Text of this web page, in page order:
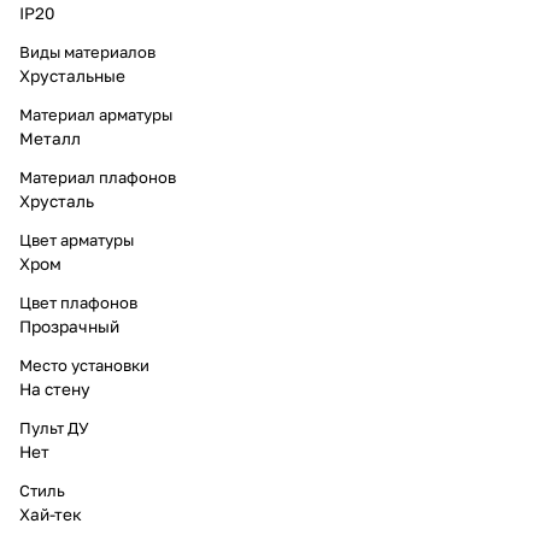
IP20
Виды материалов
Хрустальные
Материал арматуры
Металл
Материал плафонов
Хрусталь
Цвет арматуры
Хром
Цвет плафонов
Прозрачный
Место установки
На стену
Пульт ДУ
Нет
Стиль
Хай-тек